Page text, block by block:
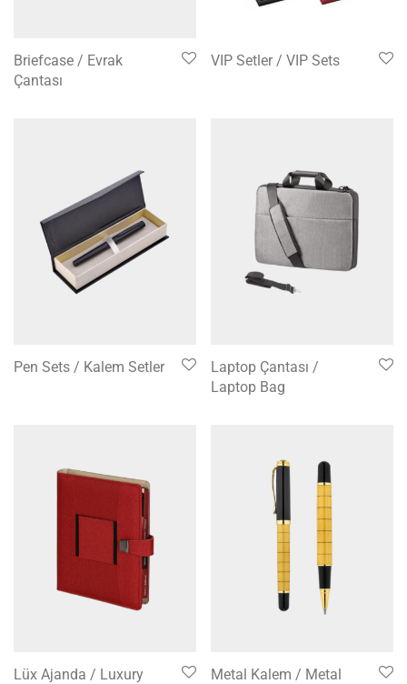
Briefcase / Evrak
Çantası
VIP Setler / VIP Sets
Pen Sets / Kalem Setler
Laptop Çantası /
Laptop Bag
Lüx Ajanda / Luxury
Metal Kalem / Metal